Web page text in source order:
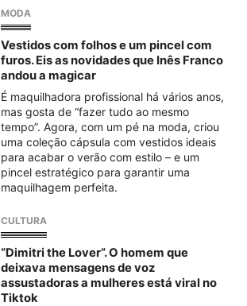
MODA
Vestidos com folhos e um pincel com
furos. Eis as novidades que Inês Franco
andou a magicar
É maquilhadora profissional há vários anos,
mas gosta de “fazer tudo ao mesmo
tempo”. Agora, com um pé na moda, criou
uma coleção cápsula com vestidos ideais
para acabar o verão com estilo – e um
pincel estratégico para garantir uma
maquilhagem perfeita.
CULTURA
“Dimitri the Lover”. O homem que
deixava mensagens de voz
assustadoras a mulheres está viral no
Tiktok